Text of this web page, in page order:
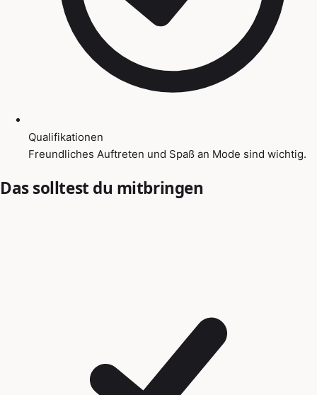
Qualifikationen
Freundliches Auftreten und Spaß an Mode sind wichtig.
Das solltest du mitbringen